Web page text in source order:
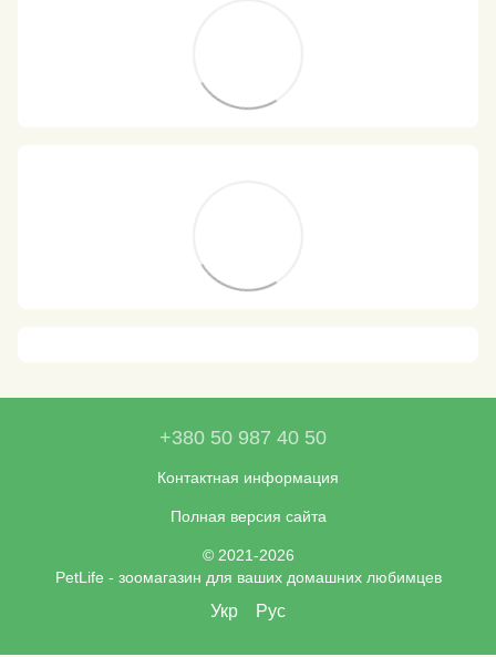
+380 50 987 40 50
Контактная информация
Полная версия сайта
© 2021-2026
PetLife - зоомагазин для ваших домашних любимцев
Укр Рус